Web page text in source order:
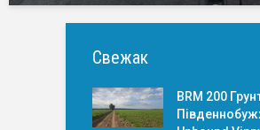
Свежак
BRM 200